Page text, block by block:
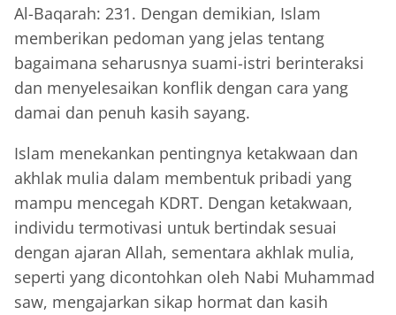
Al-Baqarah: 231. Dengan demikian, Islam
memberikan pedoman yang jelas tentang
bagaimana seharusnya suami-istri berinteraksi
dan menyelesaikan konflik dengan cara yang
damai dan penuh kasih sayang.
Islam menekankan pentingnya ketakwaan dan
akhlak mulia dalam membentuk pribadi yang
mampu mencegah KDRT. Dengan ketakwaan,
individu termotivasi untuk bertindak sesuai
dengan ajaran Allah, sementara akhlak mulia,
seperti yang dicontohkan oleh Nabi Muhammad
saw, mengajarkan sikap hormat dan kasih